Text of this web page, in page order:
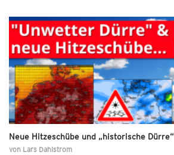
Neue Hitzeschübe und „historische Dürre“
von Lars Dahlstrom